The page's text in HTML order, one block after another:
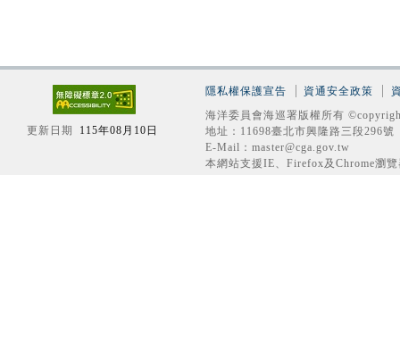
更新日期 115年08月10日
隱私權保護宣告 資通安全政策
海洋委員會海巡署版權所有
地址：11698臺北市興隆路三段296
E-Mail：master@cga.gov.tw
本網站支援IE、Firefox及Chrome瀏